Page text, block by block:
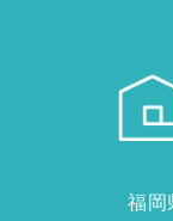
福岡